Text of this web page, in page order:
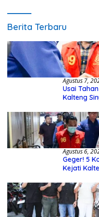
Berita Terbaru
Agustus 7,
Usai
Kalteng
Agustus 6,
Geger! 5
Kejati